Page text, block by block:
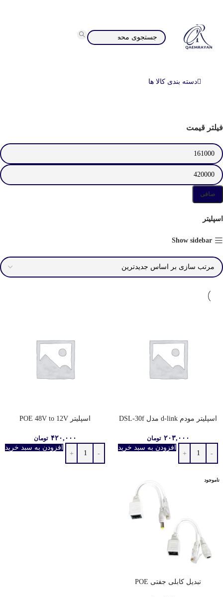
دسته بندی کالا ها
فیلتر قیمت
صافی
اسپلیتر
Show sidebar
اسپلیتر مودم d-link مدل DSL-30f
۲۰۳,۰۰۰ تومان
افزودن به سبد خرید
اسپلیتر POE 48V to 12V
۴۲۰,۰۰۰ تومان
افزودن به سبد خرید
ناموجود
تبدیل کابلی جفتی POE